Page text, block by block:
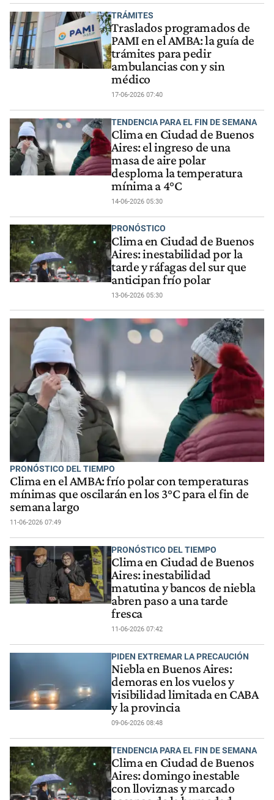
TRÁMITES
Traslados programados de
PAMI en el AMBA: la guía de
trámites para pedir
ambulancias con y sin
médico
17-06-2026 07:40
TENDENCIA PARA EL FIN DE SEMANA
Clima en Ciudad de Buenos
Aires: el ingreso de una
masa de aire polar
desploma la temperatura
mínima a 4°C
14-06-2026 05:30
PRONÓSTICO
Clima en Ciudad de Buenos
Aires: inestabilidad por la
tarde y ráfagas del sur que
anticipan frío polar
13-06-2026 05:30
PRONÓSTICO DEL TIEMPO
Clima en el AMBA: frío polar con temperaturas
mínimas que oscilarán en los 3°C para el fin de
semana largo
11-06-2026 07:49
PRONÓSTICO DEL TIEMPO
Clima en Ciudad de Buenos
Aires: inestabilidad
matutina y bancos de niebla
abren paso a una tarde
fresca
11-06-2026 07:42
PIDEN EXTREMAR LA PRECAUCIÓN
Niebla en Buenos Aires:
demoras en los vuelos y
visibilidad limitada en CABA
y la provincia
09-06-2026 08:48
TENDENCIA PARA EL FIN DE SEMANA
Clima en Ciudad de Buenos
Aires: domingo inestable
con lloviznas y marcado